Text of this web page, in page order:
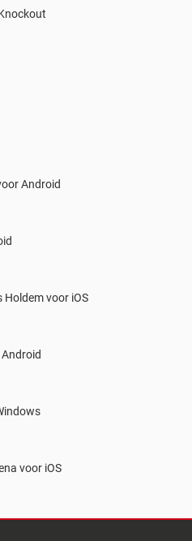
Android
Holdem voor iOS
voor iOS